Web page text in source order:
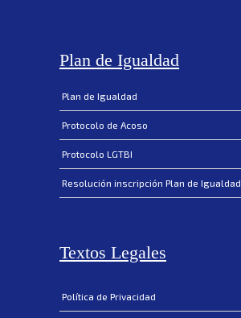
Plan de Igualdad
Plan de Igualdad
Protocolo de Acoso
Protocolo LGTBI
Resolución inscripción Plan de Igualdad
Textos Legales
Política de Privacidad